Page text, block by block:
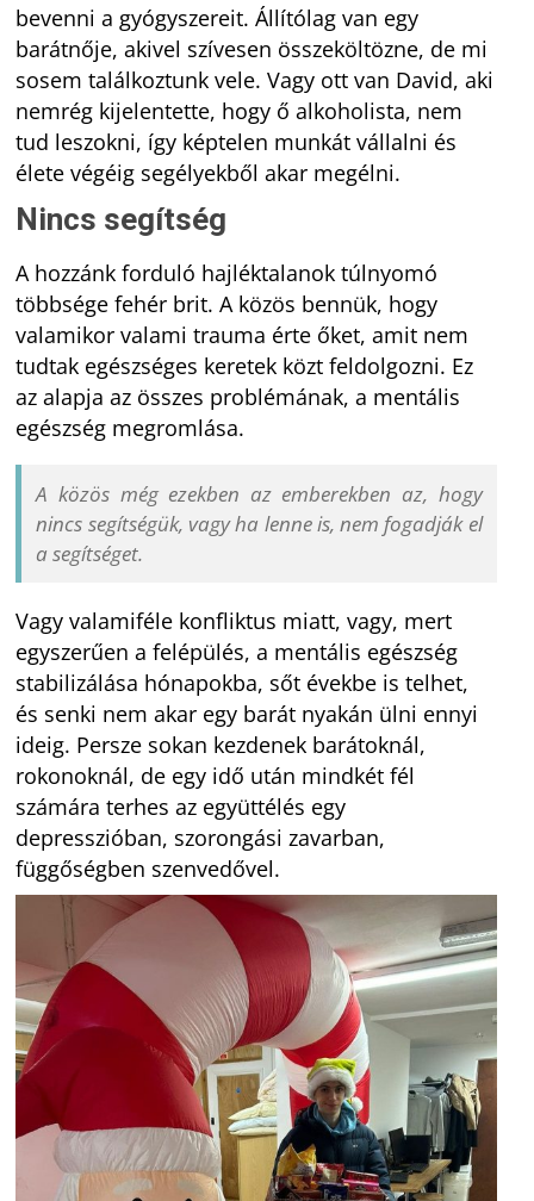
bevenni a gyógyszereit. Állítólag van egy
barátnője, akivel szívesen összeköltözne, de mi
sosem találkoztunk vele. Vagy ott van David, aki
nemrég kijelentette, hogy ő alkoholista, nem
tud leszokni, így képtelen munkát vállalni és
élete végéig segélyekből akar megélni.
Nincs segítség
A hozzánk forduló hajléktalanok túlnyomó
többsége fehér brit. A közös bennük, hogy
valamikor valami trauma érte őket, amit nem
tudtak egészséges keretek közt feldolgozni. Ez
az alapja az összes problémának, a mentális
egészség megromlása.
A közös még ezekben az emberekben az, hogy
nincs segítségük, vagy ha lenne is, nem fogadják el
a segítséget.
Vagy valamiféle konfliktus miatt, vagy, mert
egyszerűen a felépülés, a mentális egészség
stabilizálása hónapokba, sőt évekbe is telhet,
és senki nem akar egy barát nyakán ülni ennyi
ideig. Persze sokan kezdenek barátoknál,
rokonoknál, de egy idő után mindkét fél
számára terhes az együttélés egy
depresszióban, szorongási zavarban,
függőségben szenvedővel.